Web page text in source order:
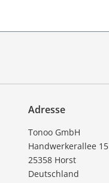
Adresse
Tonoo GmbH
Handwerkerallee 15
25358 Horst
Deutschland